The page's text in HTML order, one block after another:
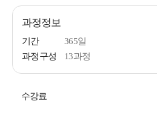
과정정보
기간
365일
과정구성
13과정
수강료